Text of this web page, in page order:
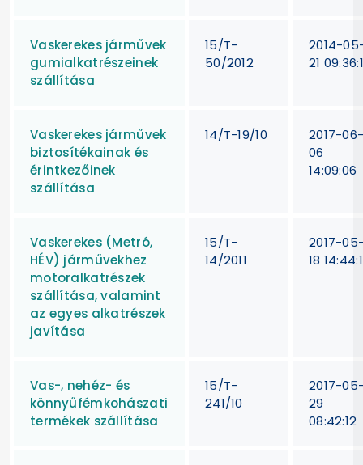
Vaskerekes járművek
gumialkatrészeinek
szállítása
15/T-
50/2012
2014-
21
Vaskerekes járművek
biztosítékainak és
érintkezőinek
szállítása
14/T-19/10
2017-
06
14:09:06
Vaskerekes (Metró,
HÉV) járművekhez
motoralkatrészek
szállítása, valamint
az egyes alkatrészek
javítása
15/T-
14/2011
2017-
18
Vas-, nehéz- és
könnyűfémkohászati
termékek szállítása
15/T-
241/10
2017-
29
08:42:12